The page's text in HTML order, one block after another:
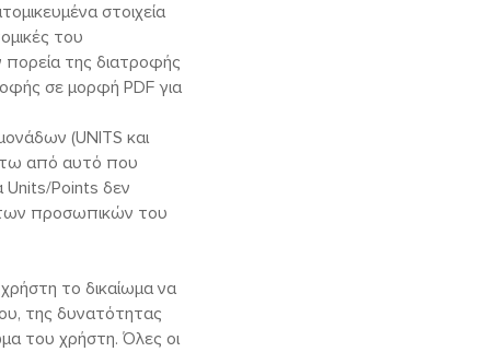
στοιχεία
του
της διατροφής
σε μορφή PDF για
(UNITS και
από αυτό που
Units/Points δεν
των προσωπικών του
το δικαίωμα να
της δυνατότητας
του χρήστη. Όλες οι